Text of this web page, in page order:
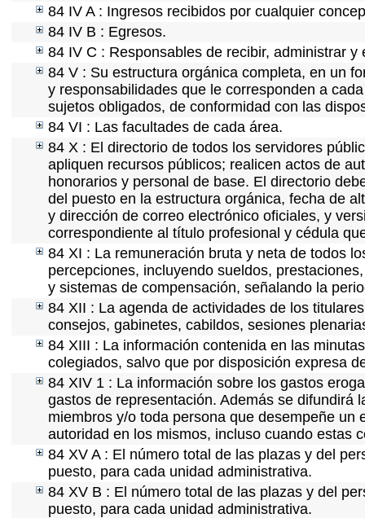
84 IV A : Ingresos recibidos por cualquier
84 IV B : Egresos.
84 IV C : Responsables de recibir, administrar y
84 V : Su estructura orgánica completa, en un
y responsabilidades que le corresponden a
sujetos obligados, de conformidad con las
84 VI : Las facultades de cada área.
84 X : El directorio de todos los servidores
apliquen recursos públicos; realicen actos de
honorarios y personal de base. El directorio
del puesto en la estructura orgánica, fecha de
y dirección de correo electrónico oficiales, y
correspondiente al título profesional y cédula
84 XI : La remuneración bruta y neta de todos
percepciones, incluyendo sueldos,
y sistemas de compensación, señalando la
84 XII : La agenda de actividades de los
consejos, gabinetes, cabildos, sesiones
84 XIII : La información contenida en las
colegiados, salvo que por disposición expresa
84 XIV 1 : La información sobre los gastos
gastos de representación. Además se difundirá
miembros y/o toda persona que desempeñe
autoridad en los mismos, incluso cuando estas
84 XV A : El número total de las plazas y del
puesto, para cada unidad administrativa.
84 XV B : El número total de las plazas y del
puesto, para cada unidad administrativa.